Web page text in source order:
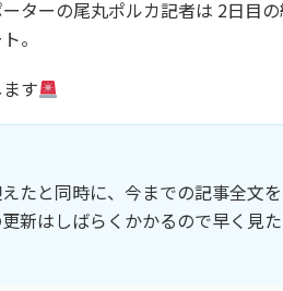
ターの尾丸ポルカ記者は 2日目
。
す
たと同時に、今までの記事全文
新はしばらくかかるので早く見